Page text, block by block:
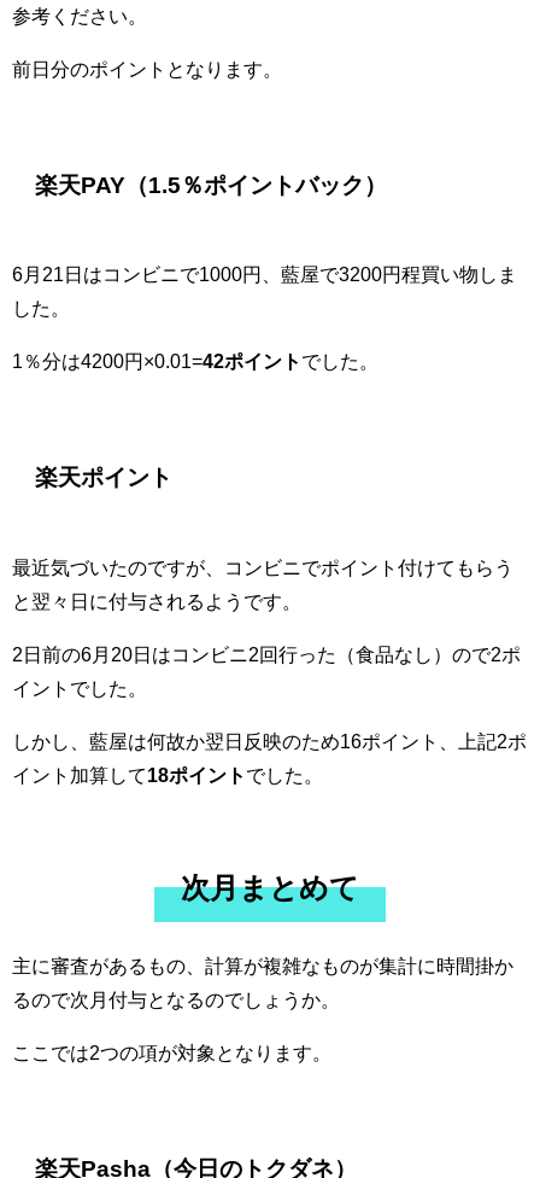
参考ください。
前日分のポイントとなります。
楽天PAY（1.5％ポイントバック）
6月21日はコンビニで1000円、藍屋で3200円程買い物しま
した。
1％分は4200円×0.01=42ポイント でした。
楽天ポイント
最近気づいたのですが、コンビニでポイント付けてもらう
と翌々日に付与されるようです。
2日前の6月20日はコンビニ2回行った（食品なし）ので2ポ
イントでした。
しかし、藍屋は何故か翌日反映のため16ポイント、上記2ポ
イント加算して18ポイント でした。
次月まとめて
主に審査があるもの、計算が複雑なものが集計に時間掛か
るので次月付与となるのでしょうか。
ここでは2つの項が対象となります。
楽天Pasha（今日のトクダネ）